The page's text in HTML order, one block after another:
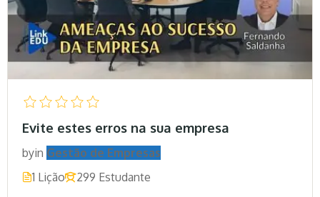
Evite estes erros na sua empresa
byin Gestão de Empresas
1 Lição
299 Estudante